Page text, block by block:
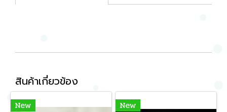
สินค้าเกี่ยวข้อง
New New